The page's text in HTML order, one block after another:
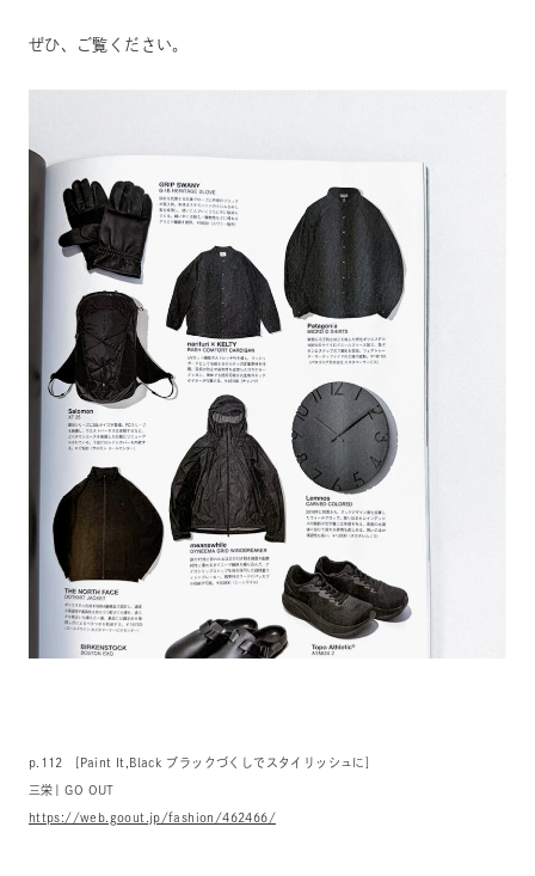
ぜひ、ご覧ください。
p.112 [Paint It,Black ブラックづくしでスタイリッシュに]
三栄| GO OUT
https://web.goout.jp/fashion/462466/